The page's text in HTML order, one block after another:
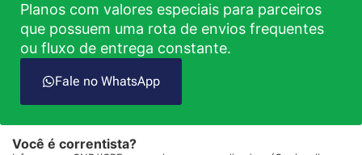
Planos com valores especiais para parceiros
que possuem uma rota de envios frequentes
ou fluxo de entrega constante.
Fale no WhatsApp
Você é correntista?